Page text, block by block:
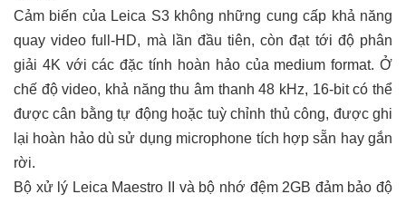
Cảm biến của Leica S3 không những cung cấp khả năng
quay video full-HD, mà lần đầu tiên, còn đạt tới độ phân
giải 4K với các đặc tính hoàn hảo của medium format. Ở
chế độ video, khả năng thu âm thanh 48 kHz, 16-bit có thể
được cân bằng tự động hoặc tuỳ chỉnh thủ công, được ghi
lại hoàn hảo dù sử dụng microphone tích hợp sẵn hay gắn
rời.
Bộ xử lý Leica Maestro II và bộ nhớ đệm 2GB đảm bảo độ